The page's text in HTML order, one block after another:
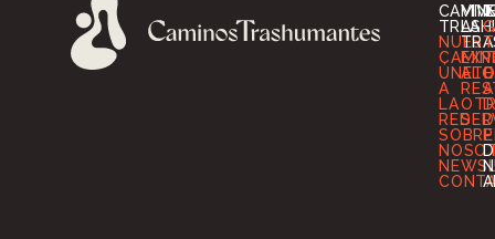
ÚNETE
A
LA
RED
SOBRE
VIVE
LA